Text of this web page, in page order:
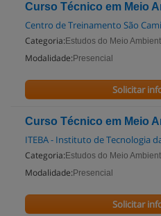
Curso Técnico em Meio
Centro de Treinamento São
Categoria: Estudos do Meio
Modalidade: Presencial
Solicitar
Curso Técnico em Meio
ITEBA - Instituto de Tecnologia
Categoria: Estudos do Meio
Modalidade: Presencial
Solicitar